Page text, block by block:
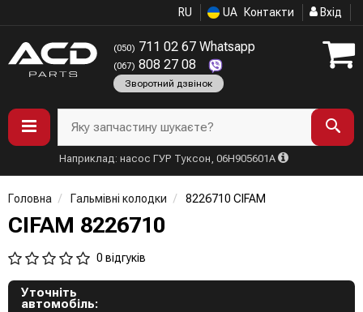
RU UA Контакти Вхід
(050) 711 02 67 Whatsapp
(067) 808 27 08
Зворотний дзвінок
Яку запчастину шукаєте?
Наприклад: насос ГУР Туксон, 06H905601A
Головна Гальмівні колодки 8226710 CIFAM
CIFAM 8226710
0 відгуків
Уточніть
автомобіль: